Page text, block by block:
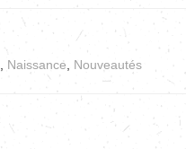
Naissance Nouveautés